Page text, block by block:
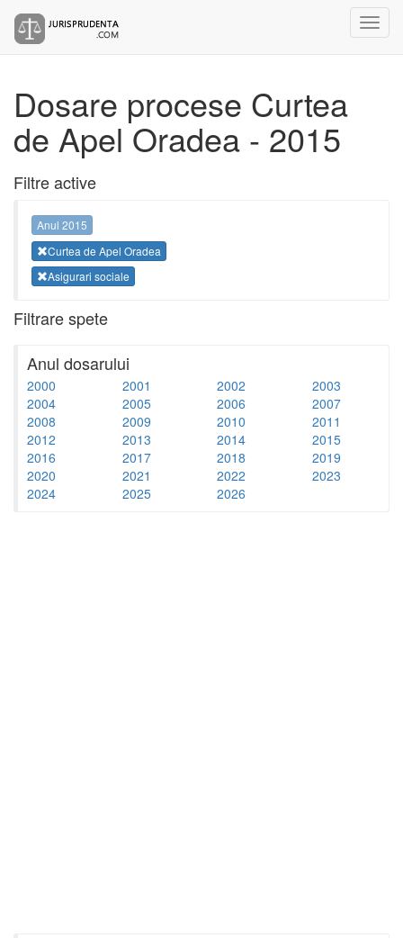
Dosare procese Curtea
de Apel Oradea - 2015
Filtre active
Anul 2015
Curtea de Apel Oradea
Asigurari sociale
Filtrare spete
Anul dosarului
2000 2001 2002
2003
2004
2005 2006
2007
2008
2009 2010
2011
2012
2013 2014
2015
2016
2017 2018
2019
2020
2021 2022
2023
2024
2025 2026